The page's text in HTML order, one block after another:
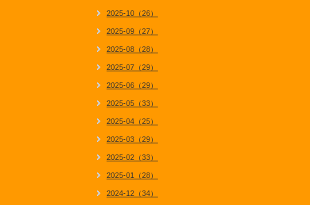
2025-10（26）
2025-09（27）
2025-08（28）
2025-07（29）
2025-06（29）
2025-05（33）
2025-04（25）
2025-03（29）
2025-02（33）
2025-01（28）
2024-12（34）